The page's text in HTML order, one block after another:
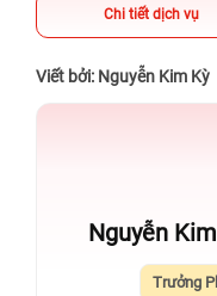
Chi tiết dịch vụ
Viết bởi: Nguyễn Kim Kỳ
Nguyễn
Trưởng